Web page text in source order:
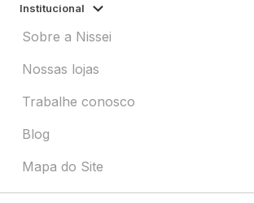
Institucional
Sobre a Nissei
Nossas lojas
Trabalhe conosco
Blog
Mapa do Site